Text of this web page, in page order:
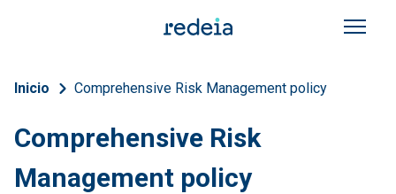
Breadcrumb
Inicio Comprehensive Risk Management policy
Comprehensive Risk
Management policy